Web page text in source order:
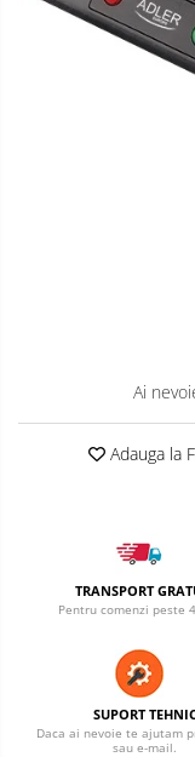
Ai
Adauga la
TRANSPORT
Pentru comenzi peste
SUPORT
Daca ai nevoie te ajutam
sau e-mail.